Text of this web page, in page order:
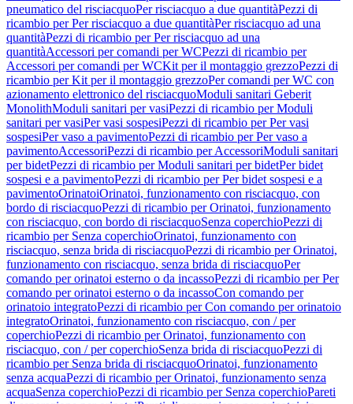
pneumatico del risciacquoPer risciacquo a due quantitàPezzi di
ricambio per Per risciacquo a due quantitàPer risciacquo ad una
quantitàPezzi di ricambio per Per risciacquo ad una
quantitàAccessori per comandi per WCPezzi di ricambio per
Accessori per comandi per WCKit per il montaggio grezzoPezzi di
ricambio per Kit per il montaggio grezzoPer comandi per WC con
azionamento elettronico del risciacquoModuli sanitari Geberit
MonolithModuli sanitari per vasiPezzi di ricambio per Moduli
sanitari per vasiPer vasi sospesiPezzi di ricambio per Per vasi
sospesiPer vaso a pavimentoPezzi di ricambio per Per vaso a
pavimentoAccessoriPezzi di ricambio per AccessoriModuli sanitari
per bidetPezzi di ricambio per Moduli sanitari per bidetPer bidet
sospesi e a pavimentoPezzi di ricambio per Per bidet sospesi e a
pavimentoOrinatoiOrinatoi, funzionamento con risciacquo, con
bordo di risciacquoPezzi di ricambio per Orinatoi, funzionamento
con risciacquo, con bordo di risciacquoSenza coperchioPezzi di
ricambio per Senza coperchioOrinatoi, funzionamento con
risciacquo, senza brida di risciacquoPezzi di ricambio per Orinatoi,
funzionamento con risciacquo, senza brida di risciacquoPer
comando per orinatoi esterno o da incassoPezzi di ricambio per Per
comando per orinatoi esterno o da incassoCon comando per
orinatoio integratoPezzi di ricambio per Con comando per orinatoio
integratoOrinatoi, funzionamento con risciacquo, con / per
coperchioPezzi di ricambio per Orinatoi, funzionamento con
risciacquo, con / per coperchioSenza brida di risciacquoPezzi di
ricambio per Senza brida di risciacquoOrinatoi, funzionamento
senza acquaPezzi di ricambio per Orinatoi, funzionamento senza
acquaSenza coperchioPezzi di ricambio per Senza coperchioPareti